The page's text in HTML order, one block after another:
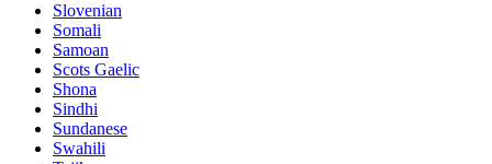
Slovenian
Somali
Samoan
Scots Gaelic
Shona
Sindhi
Sundanese
Swahili